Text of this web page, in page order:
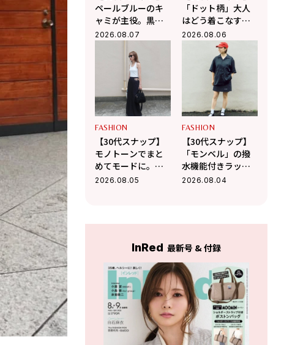
ペールブルーのキ
ャミが主役。黒多
めでスタイリング
2026.08.07
「ドット柄」大人
はどう着こなす？
黒の小物使いで辛
口に引き締めるバ
ランス学
2026.08.06
FASHION
【30代スナップ】
モノトーンでまと
めてモードに。適
度な肌見せで軽や
2026.08.05
FASHION
【30代スナップ】
「モンベル」の撥
水機能付きラップ
ショーツが主役！
2026.08.04
InRed 最新号 & 付録